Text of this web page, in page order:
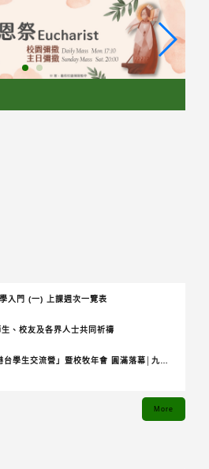
入門 (一) 上課週次一覽表
、校友及各界人士共同祈禱
台學生交流營」暨校牧年會 圓滿落幕│九校
More